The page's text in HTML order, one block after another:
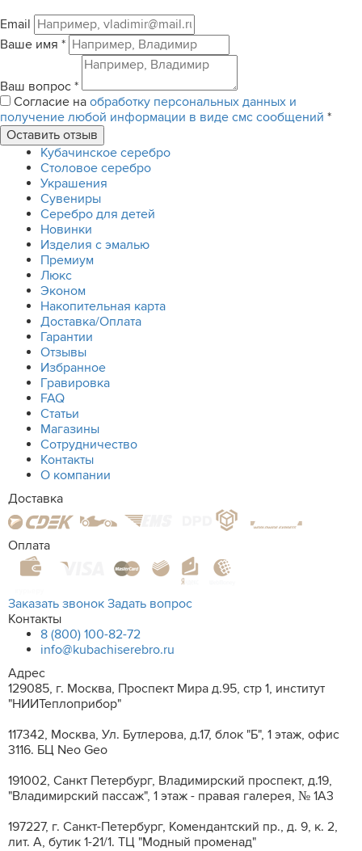
Email
Ваше имя *
Ваш вопрос *
Согласие на обработку персональных данных и
получение любой информации в виде смс сообщений *
Кубачинское серебро
Столовое серебро
Украшения
Сувениры
Серебро для детей
Новинки
Изделия с эмалью
Премиум
Люкс
Эконом
Накопительная карта
Доставка/Оплата
Гарантии
Отзывы
Избранное
Гравировка
FAQ
Статьи
Магазины
Сотрудничество
Контакты
О компании
Доставка
Оплата
Заказать звонок Задать вопрос
Контакты
8 (800) 100-82-72
info@kubachiserebro.ru
Адрес
129085, г. Москва, Проспект Мира д.95, стр 1, институт
"НИИТеплоприбор"
117342, Москва, Ул. Бутлерова, д.17, блок "Б", 1 этаж, офис
3116. БЦ Neo Geo
191002, Санкт Петербург, Владимирский проспект, д.19,
"Владимирский пассаж", 1 этаж - правая галерея, № 1А3
197227, г. Санкт-Петербург, Комендантский пр., д. 9, к. 2,
лит. A, бутик 1-21/1. ТЦ "Модный променад"